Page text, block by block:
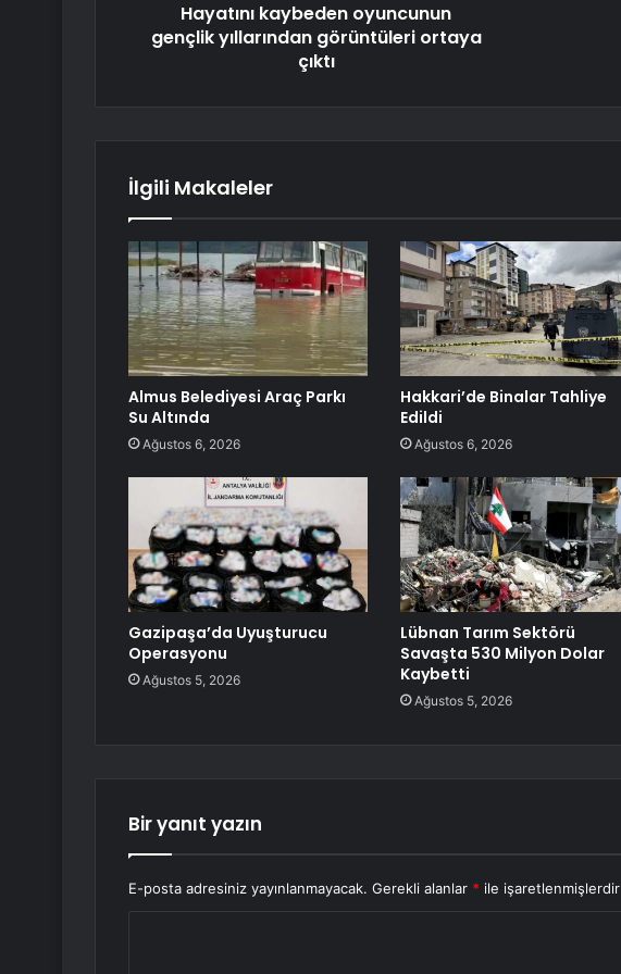
Hayatını kaybeden oyuncunun
gençlik yıllarından görüntüleri ortaya
çıktı
İlgili Makaleler
Almus Belediyesi Araç Parkı
Su Altında
Ağustos 6, 2026
Hakkari’de Binalar Tahliye
Edildi
Ağustos 6, 2026
Gazipaşa’da Uyuşturucu
Operasyonu
Ağustos 5, 2026
Lübnan Tarım Sektörü
Savaşta 530 Milyon Dolar
Kaybetti
Ağustos 5, 2026
Bir yanıt yazın
E-posta adresiniz yayınlanmayacak. Gerekli alanlar * ile işaretlenmişlerdir